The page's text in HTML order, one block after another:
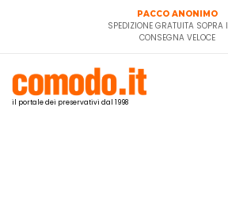
PACCO ANONIMO
SPEDIZIONE GRATUITA SOPRA I
CONSEGNA VELOCE
il portale dei preservativi dal 1998